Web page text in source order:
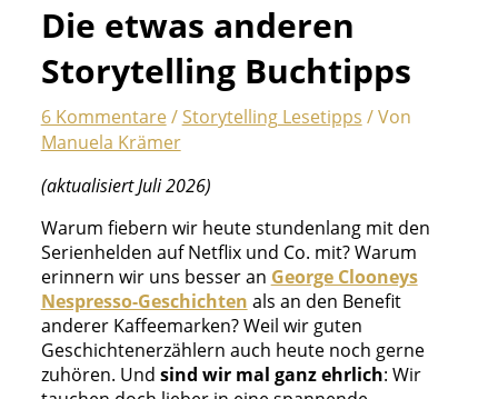
Die etwas anderen
Storytelling Buchtipps
6 Kommentare/Storytelling Lesetipps / Von
Manuela Krämer
(aktualisiert Juli 2026)
Warum fiebern wir heute stundenlang mit den
Serienhelden auf Netflix und Co. mit? Warum
erinnern wir uns besser an George Clooneys
Nespresso-Geschichten als an den Benefit
anderer Kaffeemarken? Weil wir guten
Geschichtenerzählern auch heute noch gerne
zuhören. Und sind wir mal ganz ehrlich: Wir